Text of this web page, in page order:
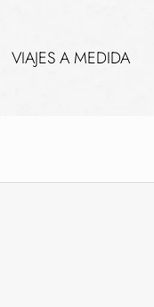
VIAJES A MEDIDA